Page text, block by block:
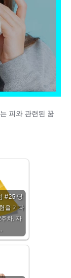
피와 관련된 꿈
#25 당
을 기다
차. 자